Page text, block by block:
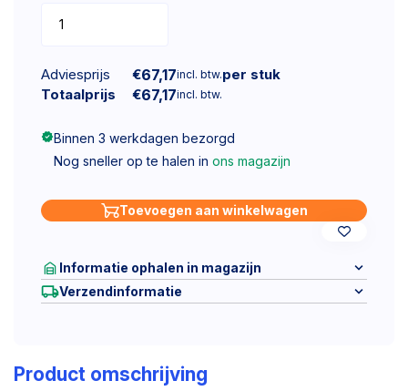
Adviesprijs €67,17incl. btw.per stuk
Totaalprijs
€67,17incl. btw.
Binnen 3 werkdagen bezorgd
Nog sneller op te halen in ons magazijn
Toevoegen aan winkelwagen
Informatie ophalen in magazijn
Verzendinformatie
Product omschrijving